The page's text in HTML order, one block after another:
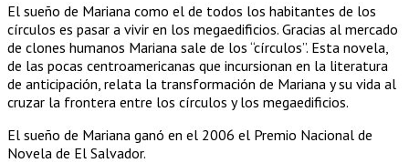
El sueño de Mariana como el de todos los habitantes de los
círculos es pasar a vivir en los megaedificios. Gracias al mercado
de clones humanos Mariana sale de los “círculos”. Esta novela,
de las pocas centroamericanas que incursionan en la literatura
de anticipación, relata la transformación de Mariana y su vida al
cruzar la frontera entre los círculos y los megaedificios.
El sueño de Mariana ganó en el 2006 el Premio Nacional de
Novela de El Salvador.